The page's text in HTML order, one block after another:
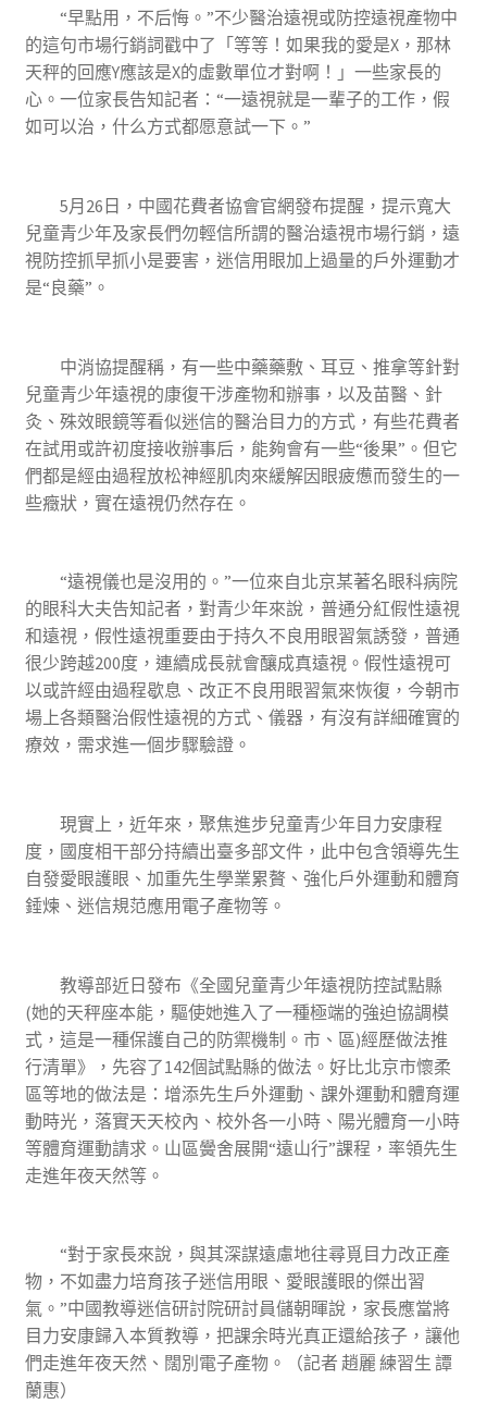
“早點用，不后悔。”不少醫治遠視或防控遠視產物中
的這句市場行銷詞戳中了「等等！如果我的愛是X，那林
天秤的回應Y應該是X的虛數單位才對啊！」一些家長的
心。一位家長告知記者：“一遠視就是一輩子的工作，假
如可以治，什么方式都愿意試一下。”
5月26日，中國花費者協會官網發布提醒，提示寬大
兒童青少年及家長們勿輕信所謂的醫治遠視市場行銷，遠
視防控抓早抓小是要害，迷信用眼加上過量的戶外運動才
是“良藥”。
中消協提醒稱，有一些中藥藥敷、耳豆、推拿等針對
兒童青少年遠視的康復干涉產物和辦事，以及苗醫、針
灸、殊效眼鏡等看似迷信的醫治目力的方式，有些花費者
在試用或許初度接收辦事后，能夠會有一些“後果”。但它
們都是經由過程放松神經肌肉來緩解因眼疲憊而發生的一
些癥狀，實在遠視仍然存在。
“遠視儀也是沒用的。”一位來自北京某著名眼科病院
的眼科大夫告知記者，對青少年來說，普通分紅假性遠視
和遠視，假性遠視重要由于持久不良用眼習氣誘發，普通
很少跨越200度，連續成長就會釀成真遠視。假性遠視可
以或許經由過程歇息、改正不良用眼習氣來恢復，今朝市
場上各類醫治假性遠視的方式、儀器，有沒有詳細確實的
療效，需求進一個步驟驗證。
現實上，近年來，聚焦進步兒童青少年目力安康程
度，國度相干部分持續出臺多部文件，此中包含領導先生
自發愛眼護眼、加重先生學業累贅、強化戶外運動和體育
錘煉、迷信規范應用電子產物等。
教導部近日發布《全國兒童青少年遠視防控試點縣
(她的天秤座本能，驅使她進入了一種極端的強迫協調模
式，這是一種保護自己的防禦機制。市、區)經歷做法推
行清單》，先容了142個試點縣的做法。好比北京市懷柔
區等地的做法是：增添先生戶外運動、課外運動和體育運
動時光，落實天天校內、校外各一小時、陽光體育一小時
等體育運動請求。山區黌舍展開“遠山行”課程，率領先生
走進年夜天然等。
“對于家長來說，與其深謀遠慮地往尋覓目力改正產
物，不如盡力培育孩子迷信用眼、愛眼護眼的傑出習
氣。”中國教導迷信研討院研討員儲朝暉說，家長應當將
目力安康歸入本質教導，把課余時光真正還給孩子，讓他
們走進年夜天然、闊別電子產物。（記者 趙麗 練習生 譚
蘭惠）